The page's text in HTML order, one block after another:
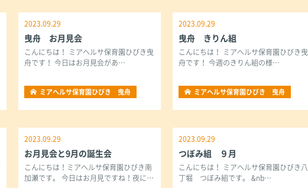
2023.09.29
曳舟 お月見会
こんにちは！ ミアヘルサ保育園ひびき曳
舟です！ 今日はお月見会があ…
ミアヘルサ保育園ひびき 曳舟
2023.09.29
曳舟 きりん組
こんにちは！ ミアヘルサ保育園ひびき曳
舟です！ 今週のきりん組の様…
ミアヘルサ保育園ひびき 曳舟
2023.09.29
お月見会と9月の誕生会
こんにちは！ミアヘルサ保育園ひびき南
加瀬です。 今日はお月見ですね！夜に…
2023.09.29
つぼみ組 ９月
こんにちは！ ミアヘルサ保育園ひびき八
丁堀 つぼみ組です。 &nb…